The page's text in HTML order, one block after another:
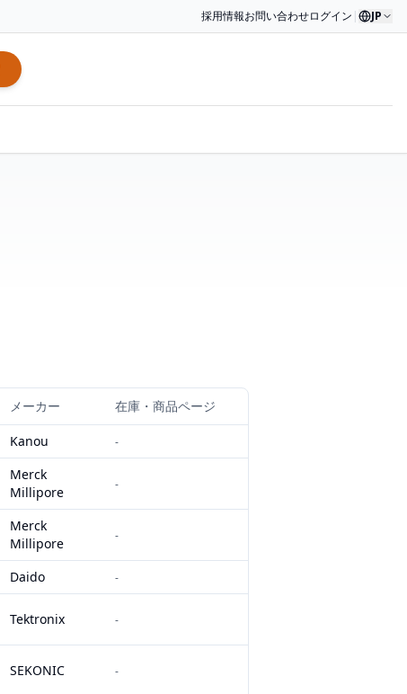
採用情報お問い合わせログイン | JP
メーカー 在庫・商品ページ
Kanou -
Merck
Millipore
-
Merck
Millipore
-
Daido -
Tektronix -
SEKONIC -